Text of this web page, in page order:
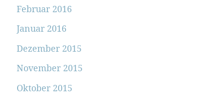
Februar 2016
Januar 2016
Dezember 2015
November 2015
Oktober 2015